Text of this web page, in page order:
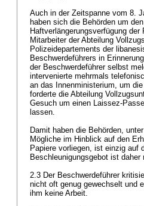
Auch in der Zeitspanne vom 8.
haben sich die Behörden um
Haftverlängerungsverfügung
Mitarbeiter der Abteilung
Polizeidepartements der
Beschwerdeführers in
der Beschwerdeführer selbst
intervenierte mehrmals
an das Innenministerium, um
forderte die Abteilung
Gesuch um einen Laissez-
lassen.
Damit haben die Behörden,
Mögliche im Hinblick auf den
Papiere vorliegen, ist einzig auf
Beschleunigungsgebot ist daher
2.3 Der Beschwerdeführer
nicht oft genug gewechselt und
ihm keine Arbeit.